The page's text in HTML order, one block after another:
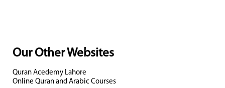
Our Other Websites
Quran Acedemy Lahore
Online Quran and Arabic Courses